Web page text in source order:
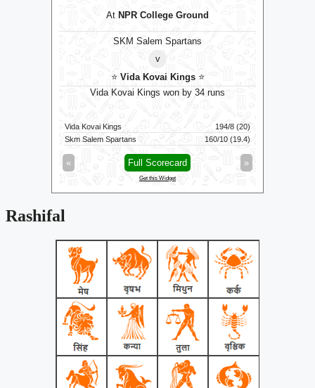
At NPR College Ground
SKM Salem Spartans
v
⭐Vida Kovai Kings ⭐
Vida Kovai Kings won by 34 runs
Vida Kovai Kings
194/8 (20)
Skm Salem Spartans
160/10 (19.4)
« »
Full Scorecard
Get this Widget
Rashifal